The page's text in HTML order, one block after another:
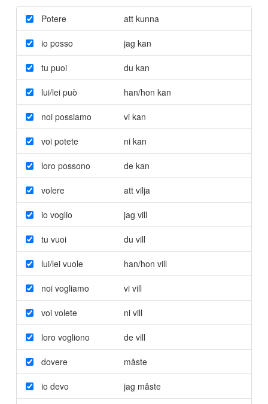
Potere att kunna
io posso jag kan
tu puoi du kan
lui/lei può han/hon kan
noi possiamo vi kan
voi potete ni kan
loro possono de kan
volere att vilja
io voglio jag vill
tu vuoi du vill
lui/lei vuole han/hon vill
noi vogliamo vi vill
voi volete ni vill
loro vogliono de vill
dovere måste
io devo jag måste